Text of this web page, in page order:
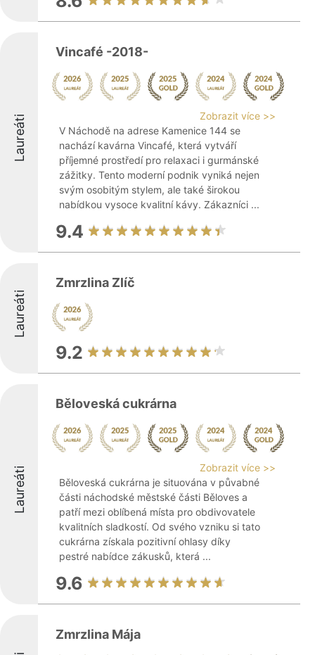
Laureáti
Vincafé -2018-
Zobrazit více >>
V Náchodě na adrese Kamenice 144 se
nachází kavárna Vincafé, která vytváří
příjemné prostředí pro relaxaci i gurmánské
zážitky. Tento moderní podnik vyniká nejen
svým osobitým stylem, ale také širokou
nabídkou vysoce kvalitní kávy. Zákazníci ...
9.4
Laureáti
Zmrzlina Zlíč
9.2
Laureáti
Běloveská cukrárna
Zobrazit více >>
Běloveská cukrárna je situována v půvabné
části náchodské městské části Běloves a
patří mezi oblíbená místa pro obdivovatele
kvalitních sladkostí. Od svého vzniku si tato
cukrárna získala pozitivní ohlasy díky
pestré nabídce zákusků, která ...
9.6
Zmrzlina Mája